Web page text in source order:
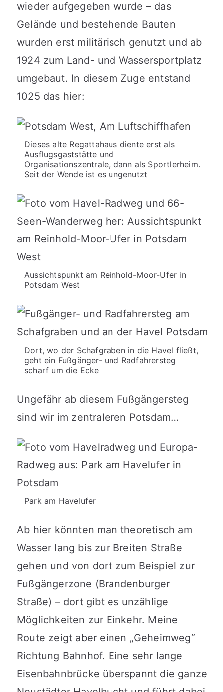
wieder aufgegeben wurde – das
Gelände und bestehende Bauten
wurden erst militärisch genutzt und ab
1924 zum Land- und Wassersportplatz
umgebaut. In diesem Zuge entstand
1025 das hier:
Dieses alte Regattahaus diente erst als
Ausflugsgaststätte und
Organisationszentrale, dann als Sportlerheim.
Seit der Wende ist es ungenutzt
Aussichtspunkt am Reinhold-Moor-Ufer in
Potsdam West
Dort, wo der Schafgraben in die Havel fließt,
geht ein Fußgänger- und Radfahrersteg
scharf um die Ecke
Ungefähr ab diesem Fußgängersteg
sind wir im zentraleren Potsdam…
Park am Havelufer
Ab hier könnten man theoretisch am
Wasser lang bis zur Breiten Straße
gehen und von dort zum Beispiel zur
Fußgängerzone (Brandenburger
Straße) – dort gibt es unzählige
Möglichkeiten zur Einkehr. Meine
Route zeigt aber einen „Geheimweg“
Richtung Bahnhof. Eine sehr lange
Eisenbahnbrücke überspannt die ganze